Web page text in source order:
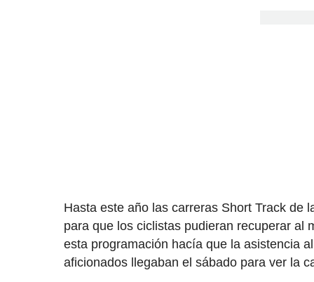
Hasta este año las carreras Short Track de
para que los ciclistas pudieran recuperar al
esta programación hacía que la asistencia
aficionados llegaban el sábado para ver la